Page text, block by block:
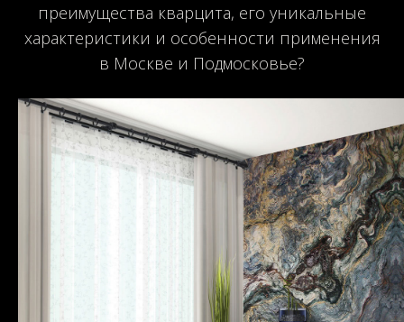
преимущества кварцита, его уникальные
характеристики и особенности применения
в Москве и Подмосковье?